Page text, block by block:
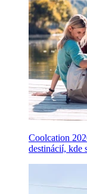
Coolcation
destinácií, kde